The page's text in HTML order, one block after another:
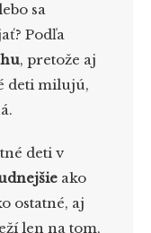
sa
Podľa
, pretože aj
deti milujú,
deti v
ako
ostatné, aj
len na tom,